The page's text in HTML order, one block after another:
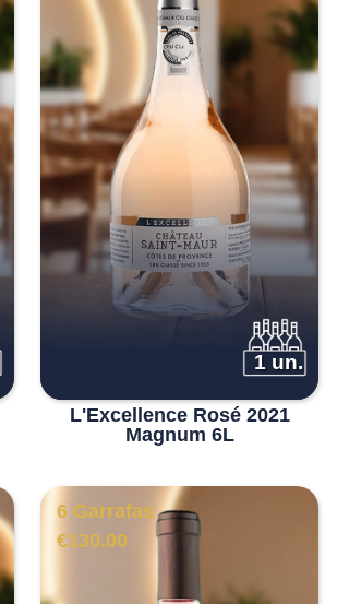
1 un.
L'Excellence Rosé 2021
Magnum 6L
6 Garrafas
€130.00